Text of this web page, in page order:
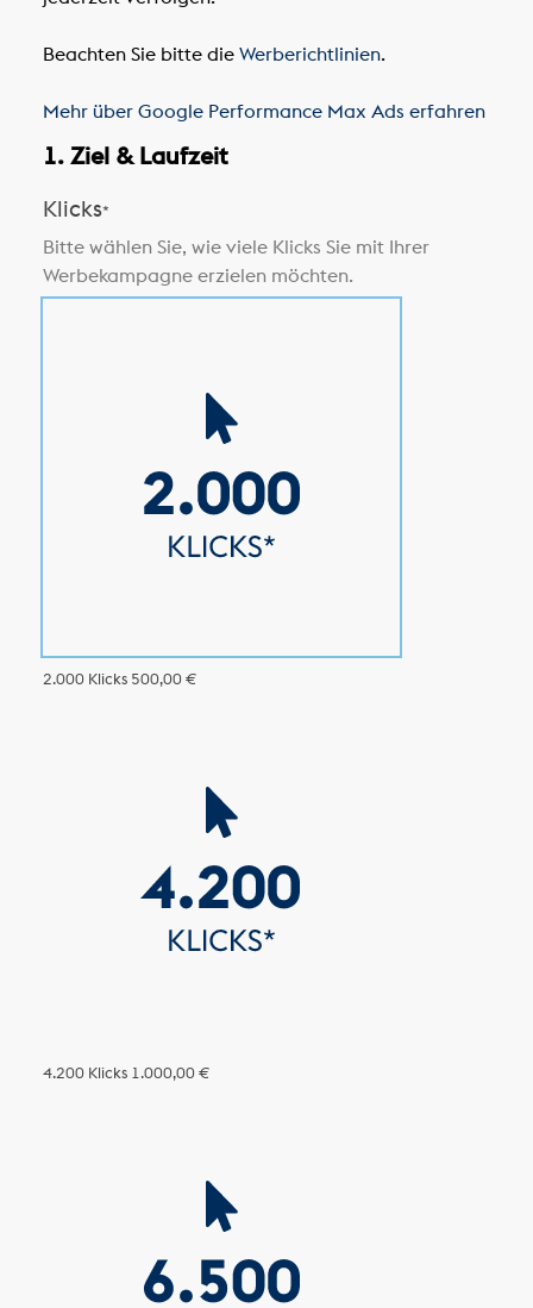
Beachten Sie bitte die Werberichtlinien.
Mehr über Google Performance Max Ads erfahren
1. Ziel & Laufzeit
Klicks*
Bitte wählen Sie, wie viele Klicks Sie mit Ihrer
Werbekampagne erzielen möchten.
2.000 Klicks500,00 €
4.200 Klicks1.000,00 €